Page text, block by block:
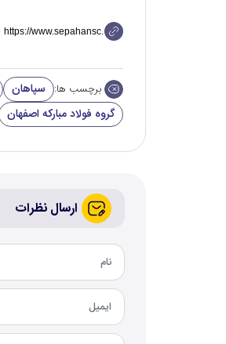
برچسب ها: سپاهان
گروه فولاد مبارکه اصفهان
ارسال نظرات